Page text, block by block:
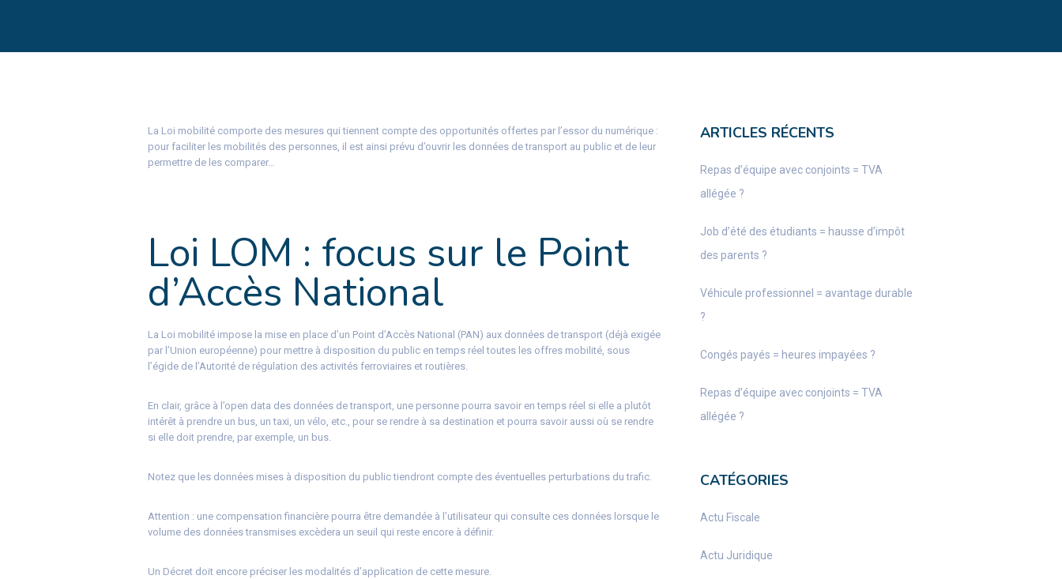
La Loi mobilité comporte des mesures qui tiennent compte des opportunités offertes par l’essor du numérique :
pour faciliter les mobilités des personnes, il est ainsi prévu d’ouvrir les données de transport au public et de leur
permettre de les comparer…
Loi LOM : focus sur le Point
d’Accès National
La Loi mobilité impose la mise en place d’un Point d’Accès National (PAN) aux données de transport (déjà exigée
par l’Union européenne) pour mettre à disposition du public en temps réel toutes les offres mobilité, sous
l’égide de l’Autorité de régulation des activités ferroviaires et routières.
En clair, grâce à l’open data des données de transport, une personne pourra savoir en temps réel si elle a plutôt
intérêt à prendre un bus, un taxi, un vélo, etc., pour se rendre à sa destination et pourra savoir aussi où se rendre
si elle doit prendre, par exemple, un bus.
Notez que les données mises à disposition du public tiendront compte des éventuelles perturbations du trafic.
Attention : une compensation financière pourra être demandée à l’utilisateur qui consulte ces données lorsque le
volume des données transmises excèdera un seuil qui reste encore à définir.
Un Décret doit encore préciser les modalités d’application de cette mesure.
ARTICLES RÉCENTS
Repas d’équipe avec conjoints = TVA
allégée ?
Job d’été des étudiants = hausse d’impôt
des parents ?
Véhicule professionnel = avantage durable
?
Congés payés = heures impayées ?
Repas d’équipe avec conjoints = TVA
allégée ?
CATÉGORIES
Actu Fiscale
Actu Juridique